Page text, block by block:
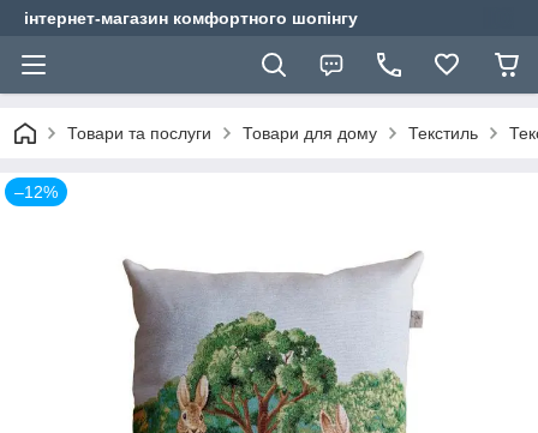
інтернет-магазин комфортного шопінгу
Товари та послуги Товари для дому Текстиль
–12%